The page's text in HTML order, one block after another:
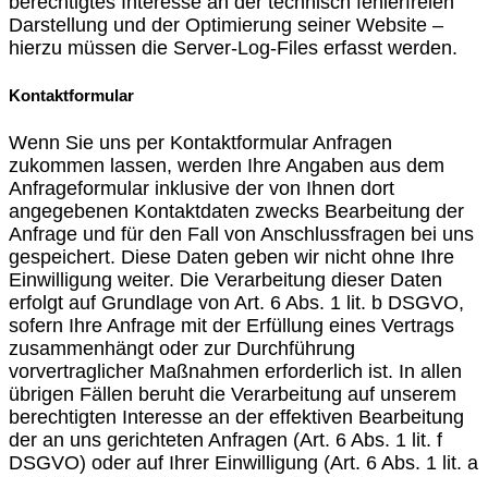
Darstellung und der Optimierung seiner Website –
hierzu müssen die Server-Log-Files erfasst werden.
Kontaktformular
Wenn Sie uns per Kontaktformular Anfragen
zukommen lassen, werden Ihre Angaben aus dem
Anfrageformular inklusive der von Ihnen dort
angegebenen Kontaktdaten zwecks Bearbeitung der
Anfrage und für den Fall von Anschlussfragen bei uns
gespeichert. Diese Daten geben wir nicht ohne Ihre
Einwilligung weiter. Die Verarbeitung dieser Daten
erfolgt auf Grundlage von Art. 6 Abs. 1 lit. b DSGVO,
sofern Ihre Anfrage mit der Erfüllung eines Vertrags
zusammenhängt oder zur Durchführung
vorvertraglicher Maßnahmen erforderlich ist. In allen
übrigen Fällen beruht die Verarbeitung auf unserem
berechtigten Interesse an der effektiven Bearbeitung
der an uns gerichteten Anfragen (Art. 6 Abs. 1 lit. f
DSGVO) oder auf Ihrer Einwilligung (Art. 6 Abs. 1 lit. a